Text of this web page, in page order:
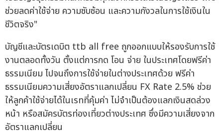
ช่วยลดค่าใช้จ่าย ความซับซ้อน และความกังวลในการใช้เงินใน
ชีวิตจริง"
บัญชีและบัตรเดบิต ttb all free ถูกออกแบบให้รองรับการใช้
งานตลอดทั้งวัน ตั้งแต่การกด โอน จ่าย ในประเทศโดยฟรีค่า
ธรรมเนียม ไปจนถึงการใช้จ่ายในต่างประเทศด้วย ฟรีค่า
ธรรมเนียมความเสี่ยงอัตราแลกเปลี่ยน FX Rate 2.5% ช่วย
ให้ลูกค้าใช้จ่ายได้ในเรทที่คุ้มค่า ไม่จำเป็นต้องแลกเงินสดล่วง
หน้า หรือสมัครบัตรท่องเที่ยวต่างประเทศ ซึ่งมีความเสี่ยงจาก
อัตราแลกเปลี่ยน